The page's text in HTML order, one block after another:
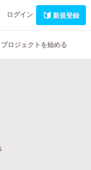
ログイン 新規登録
プロジェクトを始める